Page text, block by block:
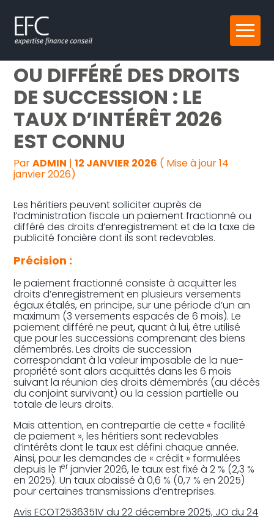
Aller
au
Reprise, transmission et création
Gestion au quotidien
Pilotage d’entreprise
Audit
PAIEMENT FRACTIONNÉ
OU DIFFÉRÉ DES DROITS
DE SUCCESSION : LE
TAUX D’INTÉRÊT 2026
EST CONNU
ParADMIN |12 JANVIER 2026 ( Mise à jour 14
janvier 2026)
Les héritiers peuvent solliciter auprès de
l’administration fiscale un paiement fractionné ou
différé des droits d’enregistrement et de la taxe de
publicité foncière dont ils sont redevables.
Précision :
le paiement fractionné consiste à acquitter les
droits d’enregistrement en plusieurs versements
égaux étalés, en principe, sur une période d’un an
maximum (3 versements espacés de 6 mois). Le
paiement différé ne peut, quant à lui, être utilisé
que pour les successions comprenant des biens
démembrés. Les droits de succession
correspondant à la valeur imposable de la nue-
propriété sont alors acquittés dans les 6 mois
suivant la réunion des droits démembrés (au décès
du conjoint survivant) ou la cession partielle ou
totale de leurs droits.
Mais attention, en contrepartie de cette « facilité
de paiement », les héritiers sont redevables
d’intérêts dont le taux est défini chaque année.
Ainsi, pour les demandes de « crédit » formulées
depuis le 1erjanvier 2026, le taux est fixé à 2 % (2,3 %
en 2025). Un taux abaissé à 0,6 % (0,7 % en 2025)
pour certaines transmissions d’entreprises.
Avis ECOT2536351V du 22 décembre 2025, JO du 24